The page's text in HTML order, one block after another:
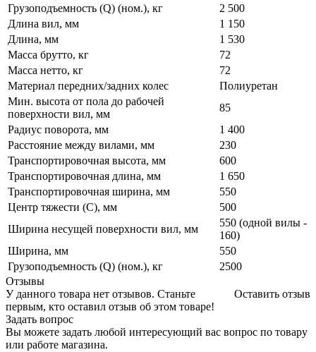
Грузоподъемность (Q) (ном.), кг
2 500
Длина вил, мм
1 150
Длина, мм
1 530
Масса брутто, кг
72
Масса нетто, кг
72
Материал передних/задних колес
Полиуретан
Мин. высота от пола до рабочей
поверхности вил, мм
85
Радиус поворота, мм
1 400
Расстояние между вилами, мм
230
Транспортировочная высота, мм
600
Транспортировочная длина, мм
1 650
Транспортировочная ширина, мм
550
Центр тяжести (C), мм
500
Ширина несущей поверхности вил, мм
550 (одной вилы -
160)
Ширина, мм
550
Грузоподъемность (Q) (ном.), кг
2500
Отзывы
Оставить отзыв
У данного товара нет отзывов. Станьте
первым, кто оставил отзыв об этом товаре!
Задать вопрос
Вы можете задать любой интересующий вас вопрос по товару
или работе магазина.